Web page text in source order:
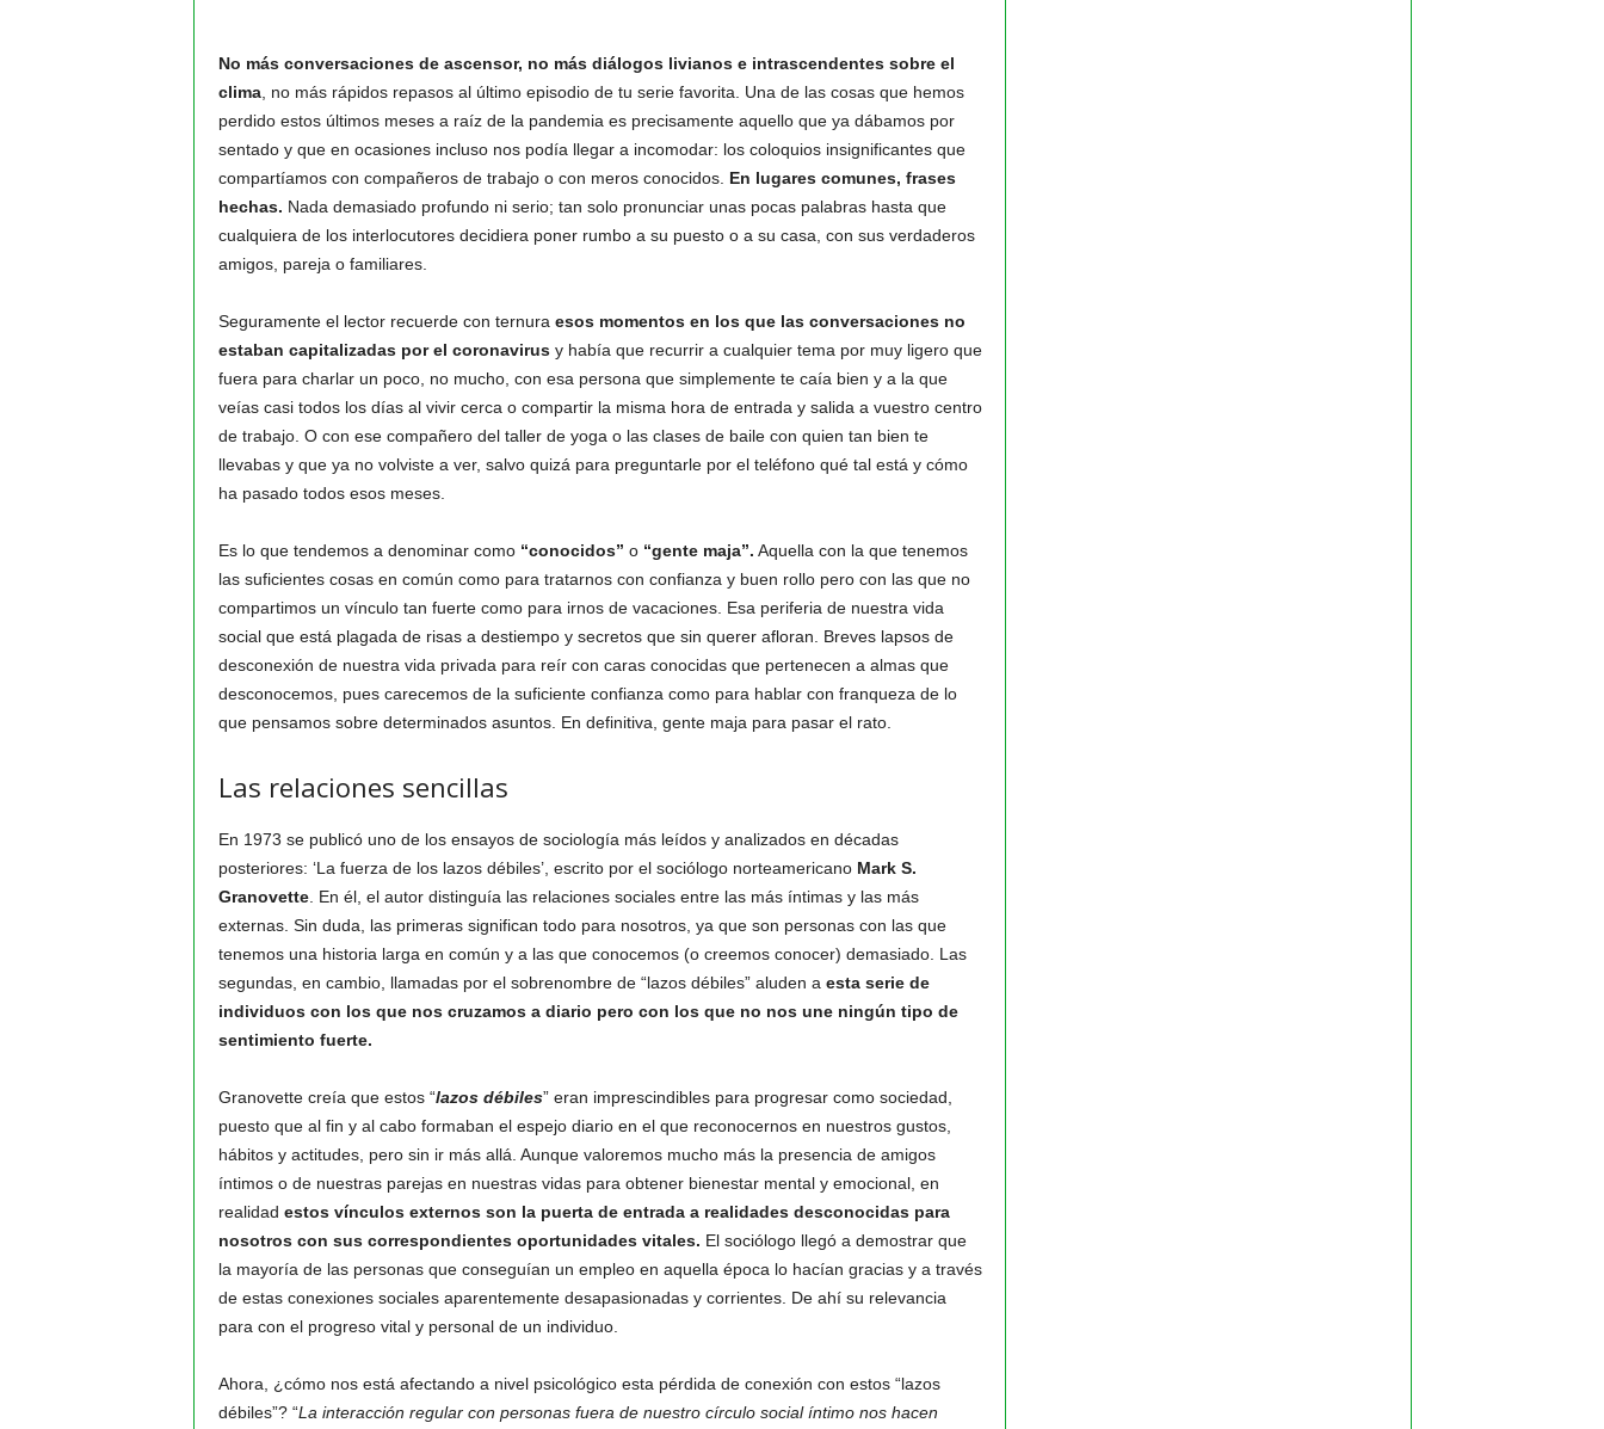
No más conversaciones de ascensor, no más diálogos livianos e intrascendentes sobre el
clima, no más rápidos repasos al último episodio de tu serie favorita. Una de las cosas que hemos
perdido estos últimos meses a raíz de la pandemia es precisamente aquello que ya dábamos por
sentado y que en ocasiones incluso nos podía llegar a incomodar: los coloquios insignificantes que
compartíamos con compañeros de trabajo o con meros conocidos. En lugares comunes, frases
hechas. Nada demasiado profundo ni serio; tan solo pronunciar unas pocas palabras hasta que
cualquiera de los interlocutores decidiera poner rumbo a su puesto o a su casa, con sus verdaderos
amigos, pareja o familiares.
Seguramente el lector recuerde con ternura esos momentos en los que las conversaciones no
estaban capitalizadas por el coronavirusy había que recurrir a cualquier tema por muy ligero que
fuera para charlar un poco, no mucho, con esa persona que simplemente te caía bien y a la que
veías casi todos los días al vivir cerca o compartir la misma hora de entrada y salida a vuestro centro
de trabajo. O con ese compañero del taller de yoga o las clases de baile con quien tan bien te
llevabas y que ya no volviste a ver, salvo quizá para preguntarle por el teléfono qué tal está y cómo
ha pasado todos esos meses.
Es lo que tendemos a denominar como “conocidos” o“gente maja”. Aquella con la que tenemos
las suficientes cosas en común como para tratarnos con confianza y buen rollo pero con las que no
compartimos un vínculo tan fuerte como para irnos de vacaciones. Esa periferia de nuestra vida
social que está plagada de risas a destiempo y secretos que sin querer afloran. Breves lapsos de
desconexión de nuestra vida privada para reír con caras conocidas que pertenecen a almas que
desconocemos, pues carecemos de la suficiente confianza como para hablar con franqueza de lo
que pensamos sobre determinados asuntos. En definitiva, gente maja para pasar el rato.
Las relaciones sencillas
En 1973 se publicó uno de los ensayos de sociología más leídos y analizados en décadas
posteriores: ‘La fuerza de los lazos débiles’, escrito por el sociólogo norteamericano Mark S.
Granovette. En él, el autor distinguía las relaciones sociales entre las más íntimas y las más
externas. Sin duda, las primeras significan todo para nosotros, ya que son personas con las que
tenemos una historia larga en común y a las que conocemos (o creemos conocer) demasiado. Las
segundas, en cambio, llamadas por el sobrenombre de “lazos débiles” aluden a esta serie de
individuos con los que nos cruzamos a diario pero con los que no nos une ningún tipo de
sentimiento fuerte.
Granovette creía que estos “lazos débiles” eran imprescindibles para progresar como sociedad,
puesto que al fin y al cabo formaban el espejo diario en el que reconocernos en nuestros gustos,
hábitos y actitudes, pero sin ir más allá. Aunque valoremos mucho más la presencia de amigos
íntimos o de nuestras parejas en nuestras vidas para obtener bienestar mental y emocional, en
realidad estos vínculos externos son la puerta de entrada a realidades desconocidas para
nosotros con sus correspondientes oportunidades vitales. El sociólogo llegó a demostrar que
la mayoría de las personas que conseguían un empleo en aquella época lo hacían gracias y a través
de estas conexiones sociales aparentemente desapasionadas y corrientes. De ahí su relevancia
para con el progreso vital y personal de un individuo.
Ahora, ¿cómo nos está afectando a nivel psicológico esta pérdida de conexión con estos “lazos
débiles”? “La interacción regular con personas fuera de nuestro círculo social íntimo nos hacen